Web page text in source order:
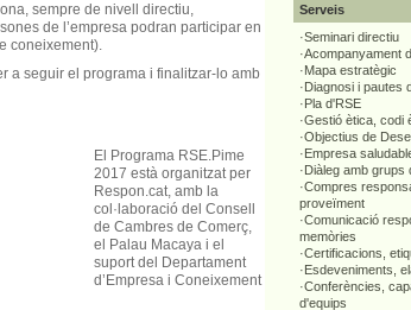
sempre de nivell directiu,
de l’empresa podran participar en
coneixement).
a seguir el programa i finalitzar-lo amb
El Programa RSE.Pime
2017 està organitzat per
Respon.cat, amb la
col·laboració del Consell
de Cambres de Comerç,
el Palau Macaya i el
suport del Departament
d’Empresa i Coneixement
Serveis
·Seminari directiu
·Acompanyament
·Mapa estratègic
·Diagnosi i pautes
·Pla d'RSE
·Gestió ètica, codi
·Objectius de
·Empresa
·Diàleg amb grups
·Compres
proveïment
·Comunicació
memòries
·Certificacions,
·Esdeveniments,
·Conferències,
d'equips